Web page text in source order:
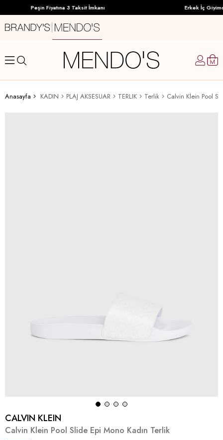
Peşin Fiyatına 3 Taksit İmkanı Erkek İç
Anasayfa KADIN PLAJ AKSESUAR TERLIK Terlik Calvin Klein Pool
CALVIN KLEIN
Calvin Klein Pool Slide Epi Mono Kadın Terlik